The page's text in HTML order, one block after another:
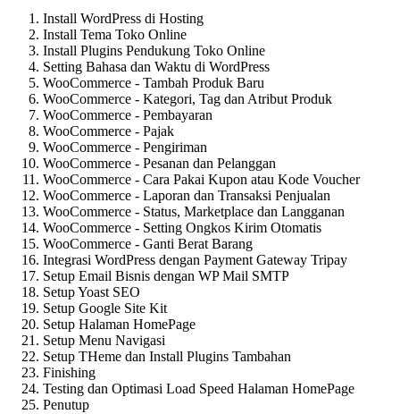
Install WordPress di Hosting
Install Tema Toko Online
Install Plugins Pendukung Toko Online
Setting Bahasa dan Waktu di WordPress
WooCommerce - Tambah Produk Baru
WooCommerce - Kategori, Tag dan Atribut Produk
WooCommerce - Pembayaran
WooCommerce - Pajak
WooCommerce - Pengiriman
WooCommerce - Pesanan dan Pelanggan
WooCommerce - Cara Pakai Kupon atau Kode Voucher
WooCommerce - Laporan dan Transaksi Penjualan
WooCommerce - Status, Marketplace dan Langganan
WooCommerce - Setting Ongkos Kirim Otomatis
WooCommerce - Ganti Berat Barang
Integrasi WordPress dengan Payment Gateway Tripay
Setup Email Bisnis dengan WP Mail SMTP
Setup Yoast SEO
Setup Google Site Kit
Setup Halaman HomePage
Setup Menu Navigasi
Setup THeme dan Install Plugins Tambahan
Finishing
Testing dan Optimasi Load Speed Halaman HomePage
Penutup